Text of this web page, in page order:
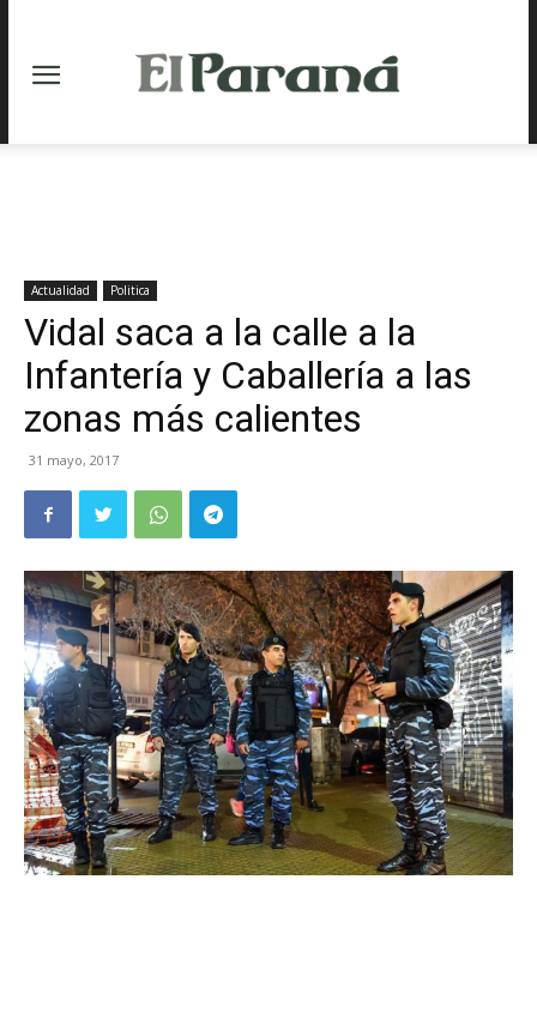
Actualidad Politica
Vidal saca a la calle a la
Infantería y Caballería a las
zonas más calientes
31 mayo, 2017